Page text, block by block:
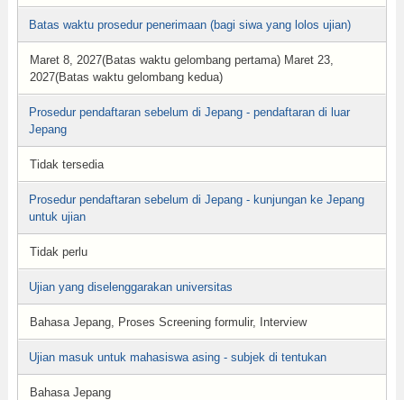
Batas waktu prosedur penerimaan (bagi siwa yang lolos ujian)
Maret 8, 2027(Batas waktu gelombang pertama) Maret 23,
2027(Batas waktu gelombang kedua)
Prosedur pendaftaran sebelum di Jepang - pendaftaran di luar
Jepang
Tidak tersedia
Prosedur pendaftaran sebelum di Jepang - kunjungan ke Jepang
untuk ujian
Tidak perlu
Ujian yang diselenggarakan universitas
Bahasa Jepang, Proses Screening formulir, Interview
Ujian masuk untuk mahasiswa asing - subjek di tentukan
Bahasa Jepang